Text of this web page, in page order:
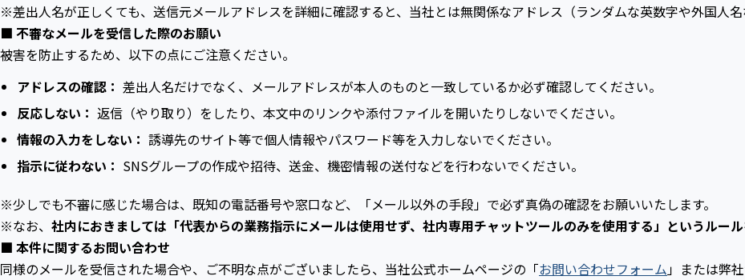
※差出人名が正しくても、送信元メールアドレスを詳細に確認すると、当社とは無関係なアドレス（ランダムな英数字や外国人名
■ 不審なメールを受信した際のお願い
被害を防止するため、以下の点にご注意ください。
アドレスの確認： 差出人名だけでなく、メールアドレスが本人のものと一致しているか必ず確認してください。
反応しない： 返信（やり取り）をしたり、本文中のリンクや添付ファイルを開いたりしないでください。
情報の入力をしない： 誘導先のサイト等で個人情報やパスワード等を入力しないでください。
指示に従わない： SNSグループの作成や招待、送金、機密情報の送付などを行わないでください。
※少しでも不審に感じた場合は、既知の電話番号や窓口など、「メール以外の手段」で必ず真偽の確認をお願いいたします。
※なお、 社内におきましては「代表からの業務指示にメールは使用せず、社内専用チャットツールのみを使用する」というルー
■ 本件に関するお問い合わせ
同様のメールを受信された場合や、ご不明な点がございましたら、当社公式ホームページの「お問い合わせフォーム」または弊